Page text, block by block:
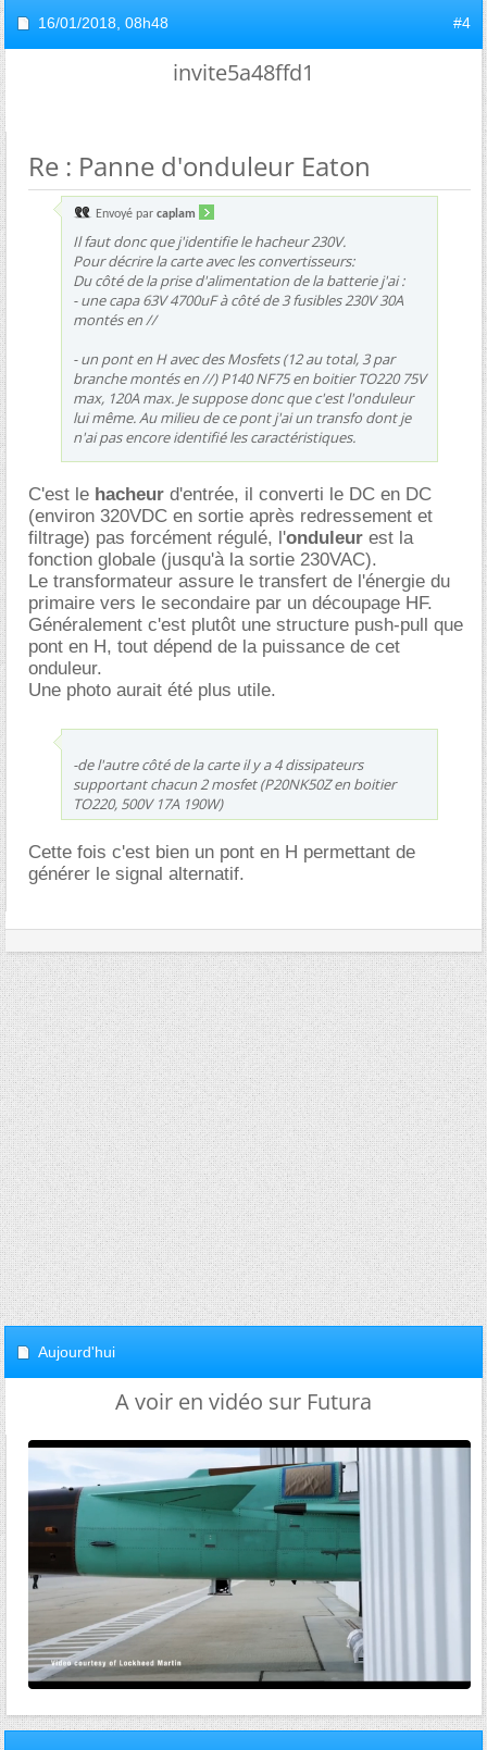
16/01/2018, 08h48 #4
invite5a48ffd1
Re : Panne d'onduleur Eaton
Envoyé par caplam
Il faut donc que j'identifie le hacheur 230V.
Pour décrire la carte avec les convertisseurs:
Du côté de la prise d'alimentation de la batterie j'ai :
- une capa 63V 4700uF à côté de 3 fusibles 230V 30A
montés en //
- un pont en H avec des Mosfets (12 au total, 3 par
branche montés en //) P140 NF75 en boitier TO220 75V
max, 120A max. Je suppose donc que c'est l'onduleur
lui même. Au milieu de ce pont j'ai un transfo dont je
n'ai pas encore identifié les caractéristiques.
C'est le hacheur d'entrée, il converti le DC en DC
(environ 320VDC en sortie après redressement et
filtrage) pas forcément régulé, l'onduleur est la
fonction globale (jusqu'à la sortie 230VAC).
Le transformateur assure le transfert de l'énergie du
primaire vers le secondaire par un découpage HF.
Généralement c'est plutôt une structure push-pull que
pont en H, tout dépend de la puissance de cet
onduleur.
Une photo aurait été plus utile.
-de l'autre côté de la carte il y a 4 dissipateurs
supportant chacun 2 mosfet (P20NK50Z en boitier
TO220, 500V 17A 190W)
Cette fois c'est bien un pont en H permettant de
générer le signal alternatif.
Aujourd'hui
A voir en vidéo sur Futura